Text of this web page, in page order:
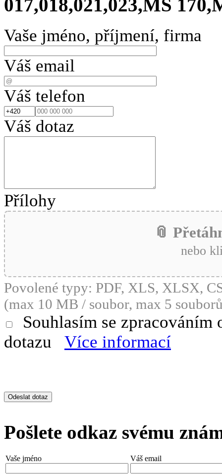
017,018,021,023,MS
Vaše jméno, příjmení, firma
Váš email
Váš telefon
Váš dotaz
Přílohy
📎
nebo
Povolené typy: PDF, XLS, XLSX,
(max 10 MB / soubor, max 5
Souhlasím se
dotazu
Více informací
Pošlete odkaz svému
Vaše jméno Váš email